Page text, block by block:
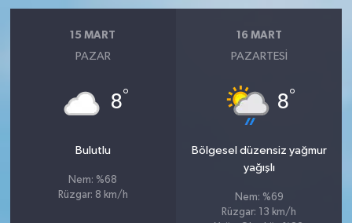
15 MART
PAZAR
8°
Bulutlu
Nem: %68
Rüzgar: 8 km/h
16 MART
PAZARTESI
8°
Bölgesel düzensiz yağmur
yağışlı
Nem: %69
Rüzgar: 13 km/h